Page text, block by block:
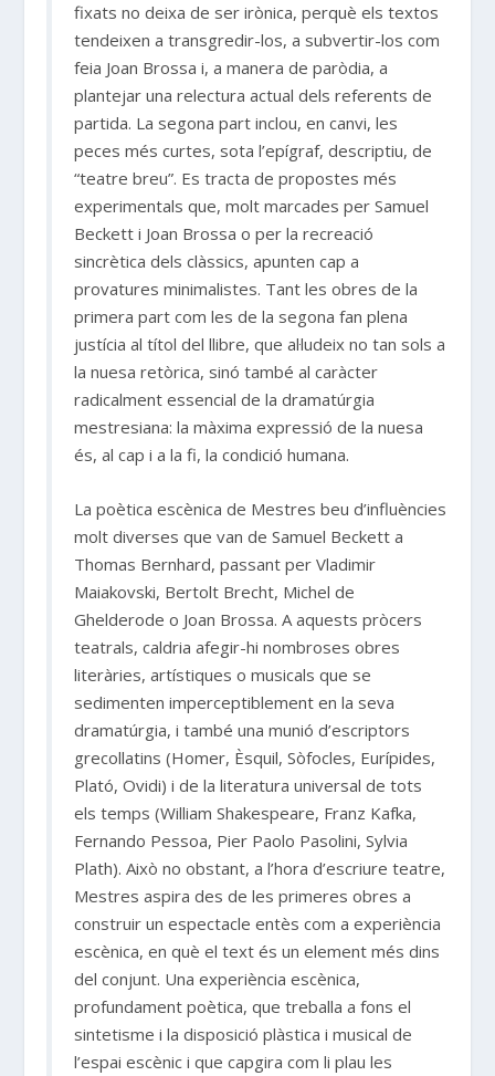
fixats no deixa de ser irònica, perquè els textos
tendeixen a transgredir-los, a subvertir-los com
feia Joan Brossa i, a manera de paròdia, a
plantejar una relectura actual dels referents de
partida. La segona part inclou, en canvi, les
peces més curtes, sota l’epígraf, descriptiu, de
“teatre breu”. Es tracta de propostes més
experimentals que, molt marcades per Samuel
Beckett i Joan Brossa o per la recreació
sincrètica dels clàssics, apunten cap a
provatures minimalistes. Tant les obres de la
primera part com les de la segona fan plena
justícia al títol del llibre, que al·ludeix no tan sols a
la nuesa retòrica, sinó també al caràcter
radicalment essencial de la dramatúrgia
mestresiana: la màxima expressió de la nuesa
és, al cap i a la fi, la condició humana.
La poètica escènica de Mestres beu d’influències
molt diverses que van de Samuel Beckett a
Thomas Bernhard, passant per Vladimir
Maiakovski, Bertolt Brecht, Michel de
Ghelderode o Joan Brossa. A aquests pròcers
teatrals, caldria afegir-hi nombroses obres
literàries, artístiques o musicals que se
sedimenten imperceptiblement en la seva
dramatúrgia, i també una munió d’escriptors
grecollatins (Homer, Èsquil, Sòfocles, Eurípides,
Plató, Ovidi) i de la literatura universal de tots
els temps (William Shakespeare, Franz Kafka,
Fernando Pessoa, Pier Paolo Pasolini, Sylvia
Plath). Això no obstant, a l’hora d’escriure teatre,
Mestres aspira des de les primeres obres a
construir un espectacle entès com a experiència
escènica, en què el text és un element més dins
del conjunt. Una experiència escènica,
profundament poètica, que treballa a fons el
sintetisme i la disposició plàstica i musical de
l’espai escènic i que capgira com li plau les